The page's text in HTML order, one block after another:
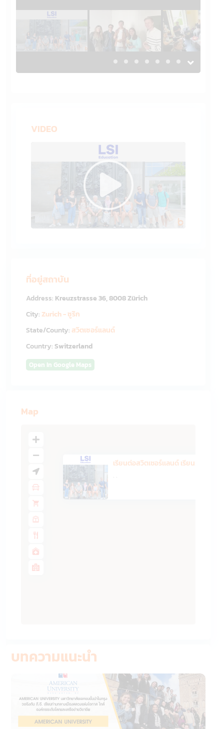
VIDEO
ที่อยู่สถาบัน
Address: Kreuzstrasse 36, 8008 Zürich
City:Zurich - ซูริก
State/County: สวิตเซอร์แลนด์
Country:Switzerland
Open In Google Maps
Map
เรียนต่อสวิตเซอร์เเลนด์ เรียนภ...
· ·
บทความแนะนำ